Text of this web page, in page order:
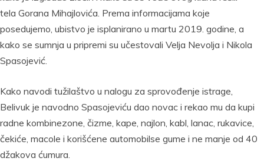
tela Gorana Mihajlovića. Prema informacijama koje
posedujemo, ubistvo je isplanirano u martu 2019. godine, a
kako se sumnja u pripremi su učestovali Velja Nevolja i Nikola
Spasojević.
Kako navodi tužilaštvo u nalogu za sprovođenje istrage,
Belivuk je navodno Spasojeviću dao novac i rekao mu da kupi
radne kombinezone, čizme, kape, najlon, kabl, lanac, rukavice,
čekiće, macole i korišćene automobilse gume i ne manje od 40
džakova ćumura.